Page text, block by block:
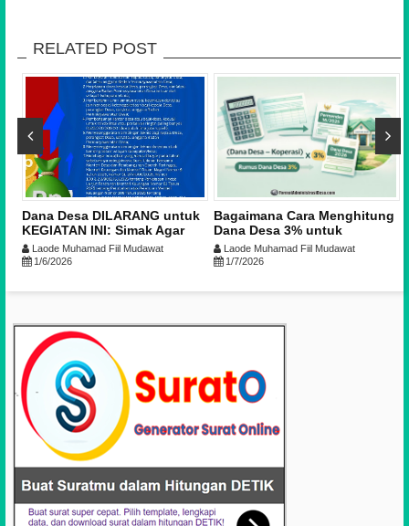
RELATED POST
Dana Desa DILARANG untuk
KEGIATAN INI: Simak Agar
Tidak Jadi Temuan!
Laode Muhamad Fiil Mudawat
1/6/2026
Bagaimana Cara Menghitung
Dana Desa 3% untuk
Operasional Pemerintah
Desa?
Laode Muhamad Fiil Mudawat
1/7/2026